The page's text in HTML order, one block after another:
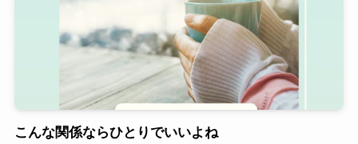
こんな関係ならひとりでいいよね